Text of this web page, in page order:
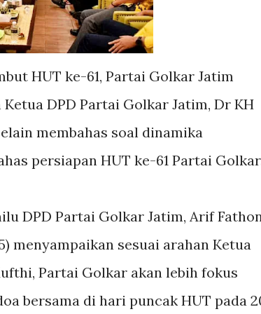
HUT ke-61, Partai Golkar Jatim
DPD Partai Golkar Jatim, Dr KH
membahas soal dinamika
persiapan HUT ke-61 Partai
DPD Partai Golkar Jatim, Arif
menyampaikan sesuai arahan Ketua
Partai Golkar akan lebih fokus
bersama di hari puncak HUT pada